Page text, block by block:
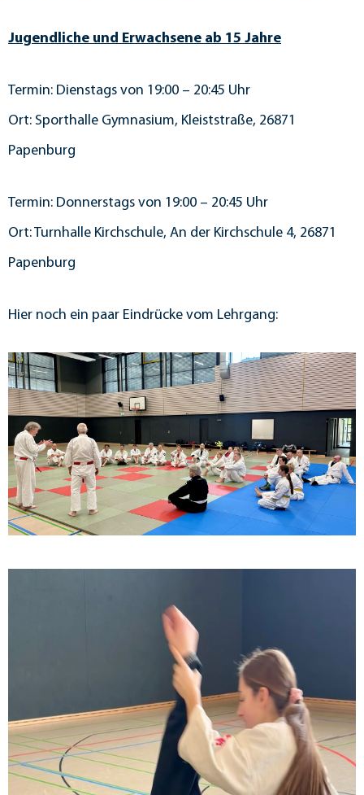
Jugendliche und Erwachsene ab 15 Jahre
Termin: Dienstags von 19:00 – 20:45 Uhr
Ort: Sporthalle Gymnasium, Kleiststraße, 26871
Papenburg
Termin: Donnerstags von 19:00 – 20:45 Uhr
Ort: Turnhalle Kirchschule, An der Kirchschule 4, 26871
Papenburg
Hier noch ein paar Eindrücke vom Lehrgang: